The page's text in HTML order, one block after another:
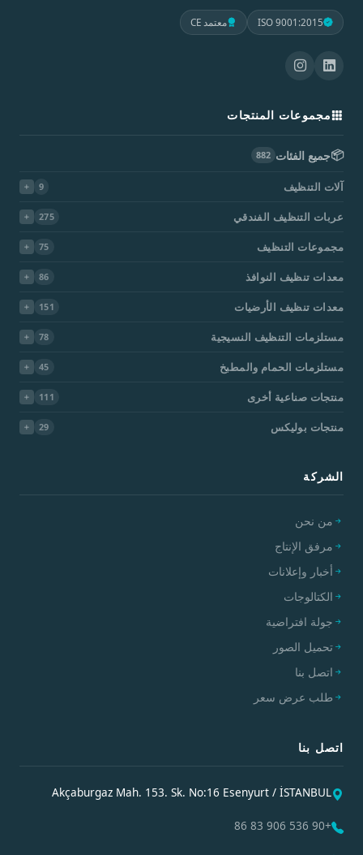
ISO 9001:2015 معتمد CE
مجموعات المنتجات
📦جميع الفئات 882
آلات التنظيف 9
عربات التنظيف الفندقي 275
مجموعات التنظيف 75
معدات تنظيف النوافذ 86
معدات تنظيف الأرضيات 151
مستلزمات التنظيف النسيجية 78
مستلزمات الحمام والمطبخ 45
منتجات صناعية أخرى 111
منتجات بوليكس 29
الشركة
من نحن
مرفق الإنتاج
أخبار وإعلانات
الكتالوجات
جولة افتراضية
تحميل الصور
اتصل بنا
طلب عرض سعر
اتصل بنا
Akçaburgaz Mah. 153. Sk. No:16 Esenyurt / İSTANBUL
+90 536 906 83 86